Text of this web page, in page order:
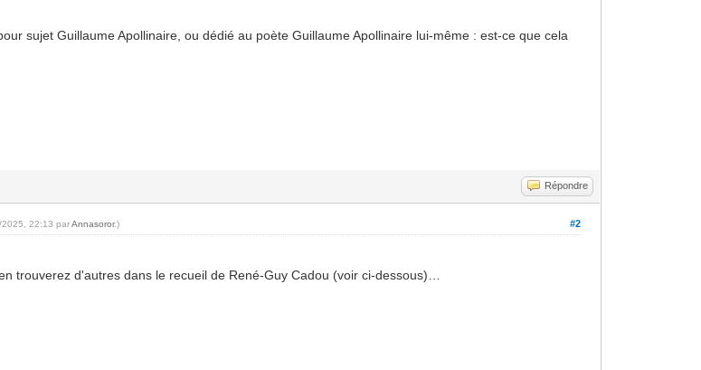
sujet Guillaume Apollinaire, ou dédié au poète Guillaume Apollinaire lui-même : est-ce que cela
Répondre
#2
2025, 22:13 parAnnasoror.)
trouverez d'autres dans le recueil de René-Guy Cadou (voir ci-dessous)…